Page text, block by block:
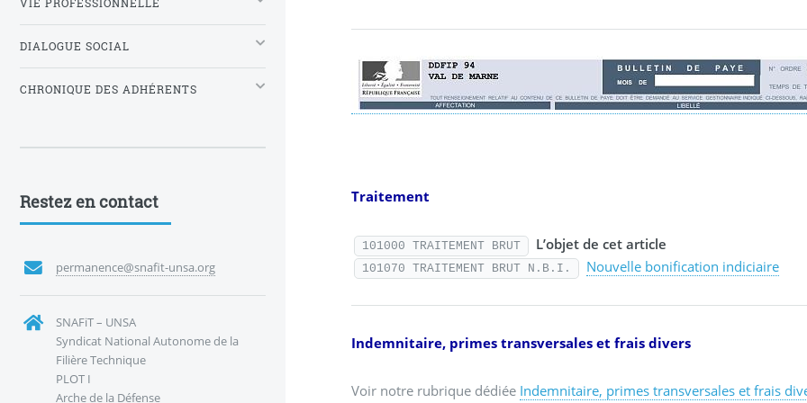
Traitement
101000 TRAITEMENT BRUT L’objet de cet article
101070 TRAITEMENT BRUT N.B.I. Nouvelle bonification indiciaire
Indemnitaire, primes transversales et frais divers
Voir notre rubrique dédiée Indemnitaire, primes transversales et frais
VIE PROFESSIONNELLE
DIALOGUE SOCIAL
CHRONIQUE DES ADHÉRENTS
Restez en contact
permanence@snafit-unsa.org
SNAFiT – UNSA
Syndicat National Autonome de la
Filière Technique
PLOT I
Arche de la Défense